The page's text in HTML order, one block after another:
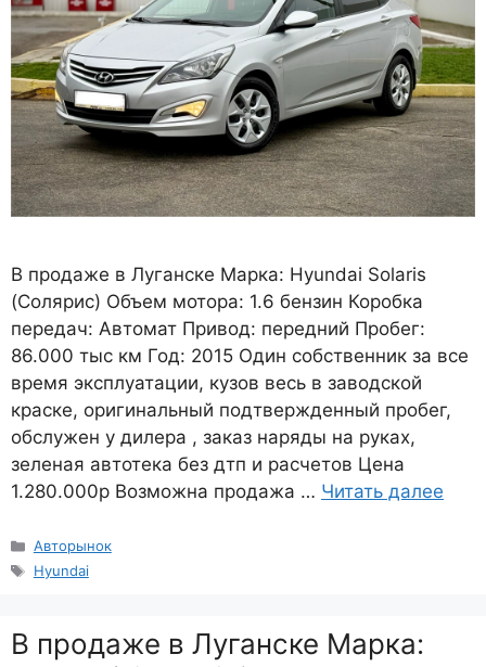
B продаже в Луганске Марка: Hyundai Solaris
(Солярис) Объем мотора: 1.6 бензин Коробка
передач: Автомат Привод: передний Пробег:
86.000 тыс км Год: 2015 Один собственник за все
время эксплуатации, кузов весь в заводской
краске, оригинальный подтвержденный пробег,
обслужен у дилера , заказ наряды на руках,
зеленая автотека без дтп и расчетов Цена
1.280.000р Возможна продажа … Читать далее
Рубрики
Авторынок
Метки
Hyundai
В продаже в Луганске Марка: